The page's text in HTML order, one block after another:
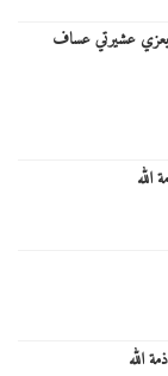
يعزي عشيرتي عساف
الله